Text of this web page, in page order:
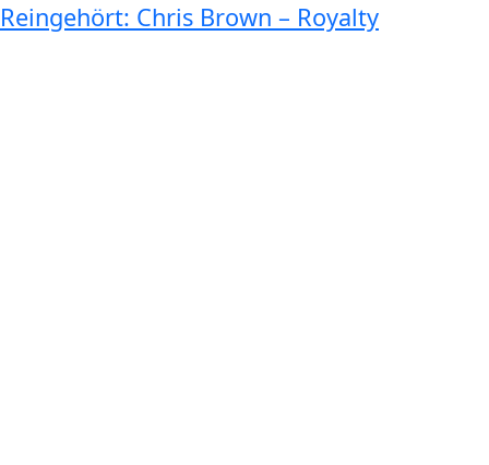
Reingehört: Chris Brown – Royalty